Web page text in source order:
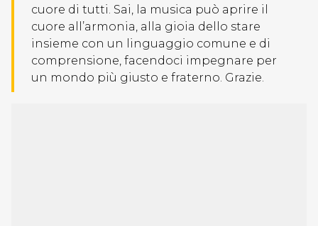
cuore di tutti. Sai, la musica può aprire il
cuore all’armonia, alla gioia dello stare
insieme con un linguaggio comune e di
comprensione, facendoci impegnare per
un mondo più giusto e fraterno. Grazie.